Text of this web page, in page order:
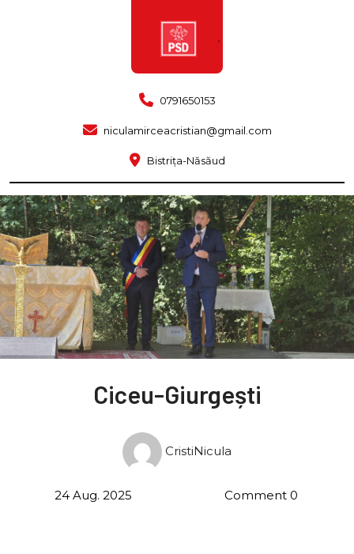
0791650153
niculamirceacristian@gmail.com
Bistrița-Năsăud
Ciceu-Giurgești
CristiNicula
24 Aug. 2025 Comment 0